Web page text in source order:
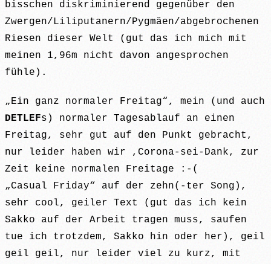
bisschen diskriminierend gegenüber den
Zwergen/Liliputanern/Pygmäen/abgebrochenen
Riesen dieser Welt (gut das ich mich mit
meinen 1,96m nicht davon angesprochen
fühle).
„Ein ganz normaler Freitag“, mein (und auch
DETLEFs) normaler Tagesablauf an einen
Freitag, sehr gut auf den Punkt gebracht,
nur leider haben wir ,Corona-sei-Dank, zur
Zeit keine normalen Freitage :-(
„Casual Friday“ auf der zehn(-ter Song),
sehr cool, geiler Text (gut das ich kein
Sakko auf der Arbeit tragen muss, saufen
tue ich trotzdem, Sakko hin oder her), geil
geil geil, nur leider viel zu kurz, mit